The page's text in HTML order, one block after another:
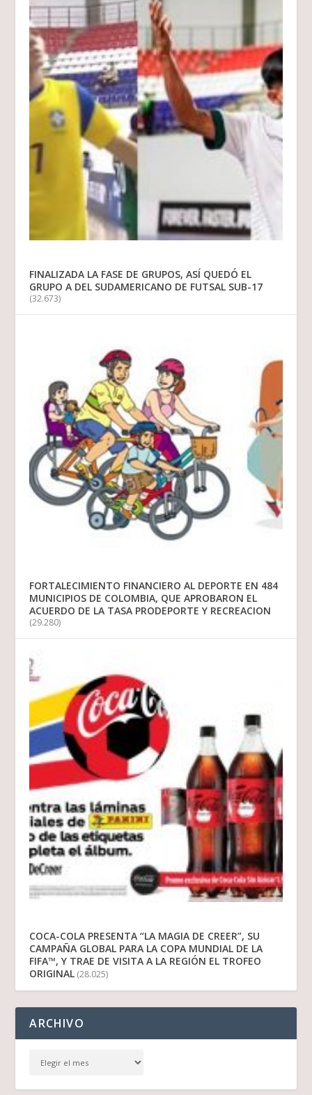
FINALIZADA LA FASE DE GRUPOS, ASÍ QUEDÓ EL
GRUPO A DEL SUDAMERICANO DE FUTSAL SUB-17
(32.673)
FORTALECIMIENTO FINANCIERO AL DEPORTE EN 484
MUNICIPIOS DE COLOMBIA, QUE APROBARON EL
ACUERDO DE LA TASA PRODEPORTE Y RECREACION
(29.280)
COCA-COLA PRESENTA “LA MAGIA DE CREER”, SU
CAMPAÑA GLOBAL PARA LA COPA MUNDIAL DE LA
FIFA™, Y TRAE DE VISITA A LA REGIÓN EL TROFEO
ORIGINAL (28.025)
ARCHIVO